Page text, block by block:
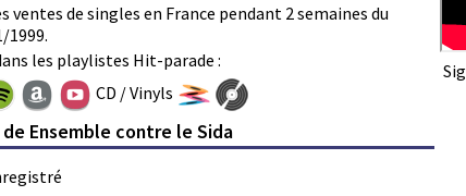
ventes de singles en France pendant 2 semaines du
1999.
les playlistes Hit-parade :
CD / Vinyls
Ensemble contre le Sida